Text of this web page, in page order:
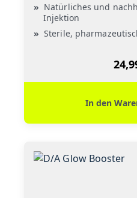
Natürliches und
Injektion
Sterile,
In den